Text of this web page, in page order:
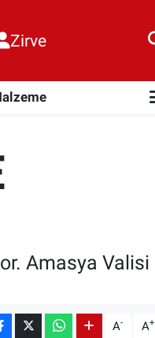
Zirve
Amasya Valisi
A- A+